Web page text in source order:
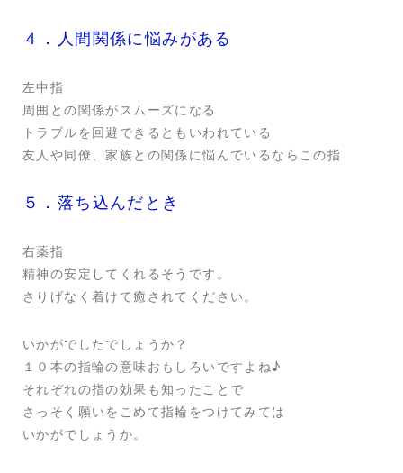
４．人間関係に悩みがある
左中指
周囲との関係がスムーズになる
トラブルを回避できるともいわれている
友人や同僚、家族との関係に悩んでいるならこの指
５．落ち込んだとき
右薬指
精神の安定してくれるそうです。
さりげなく着けて癒されてください。
いかがでしたでしょうか？
１０本の指輪の意味おもしろいですよね♪
それぞれの指の効果も知ったことで
さっそく願いをこめて指輪をつけてみては
いかがでしょうか。